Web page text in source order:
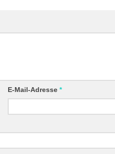
E-Mail-Adresse*